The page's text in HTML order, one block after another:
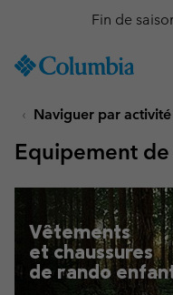
TO
SKIP
MAIN
NAV
SKIP
TO
SEARCH
Remise
Naviguer par activité
Equipement
Vêtements
et chaussures
de rando